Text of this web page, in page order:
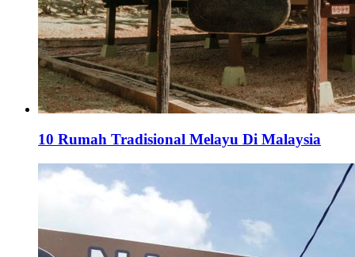
10 Rumah Tradisional Melayu Di Malaysia